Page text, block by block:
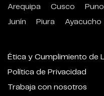
Arequipa Cusco Puno
Junín
Piura Ayacucho
Ética y Cumplimiento de
Política de Privacidad
Trabaja con nosotros